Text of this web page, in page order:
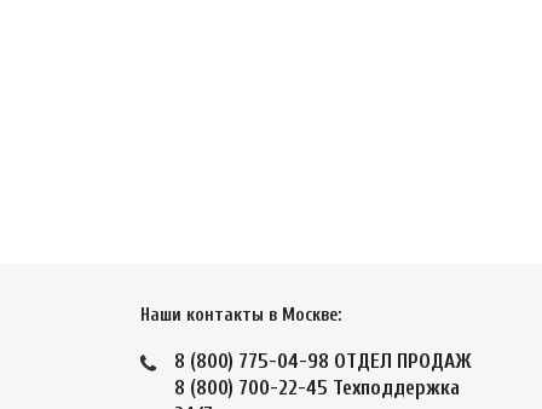
Наши контакты в Москве:
8 (800) 775-04-98 ОТДЕЛ ПРОДАЖ
8 (800) 700-22-45 Техподдержка